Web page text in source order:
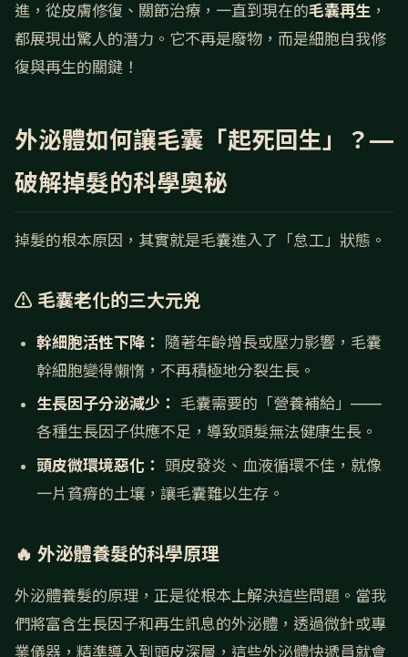
進，從皮膚修復、關節治療，一直到現在的毛囊再生 ，
都展現出驚人的潛力。它不再是廢物，而是細胞自我修
復與再生的關鍵！
外泌體如何讓毛囊「起死回生」？—
破解掉髮的科學奧秘
掉髮的根本原因，其實就是毛囊進入了「怠工」狀態。
⚠️ 毛囊老化的三大元兇
幹細胞活性下降：
隨著年齡增長或壓力影響，毛囊
幹細胞變得懶惰，不再積極地分裂生長。
生長因子分泌減少：
毛囊需要的「營養補給」——
各種生長因子供應不足，導致頭髮無法健康生長。
頭皮微環境惡化：
頭皮發炎、血液循環不佳，就像
一片貧瘠的土壤，讓毛囊難以生存。
🔥 外泌體養髮的科學原理
外泌體養髮的原理，正是從根本上解決這些問題。當我
們將富含生長因子和再生訊息的外泌體，透過微針或專
業儀器，精準導入到頭皮深層，這些外泌體快遞員就會